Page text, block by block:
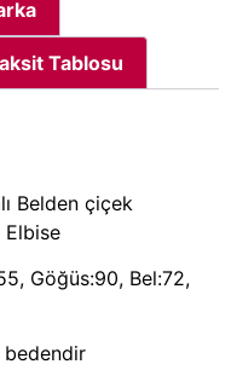
Tablosu
Belden çiçek
Elbise
Göğüs:90, Bel:72,